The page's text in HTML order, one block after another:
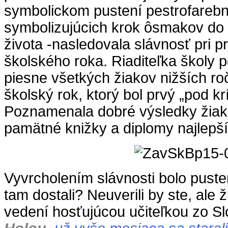
symbolickom pustení
symbolizujúcich krok ôsmakov
života -nasledovala slávnosť pri
školského roka. Riaditeľka školy
piesne všetkých žiakov nižších
školský rok, ktorý bol prvý „pod
Poznamenala dobré výsledky
pamätné knižky a diplomy
Vyvrcholením slávnosti bolo
tam dostali? Neuverili by ste, ale
vedení hosťujúcou učiteľkou zo